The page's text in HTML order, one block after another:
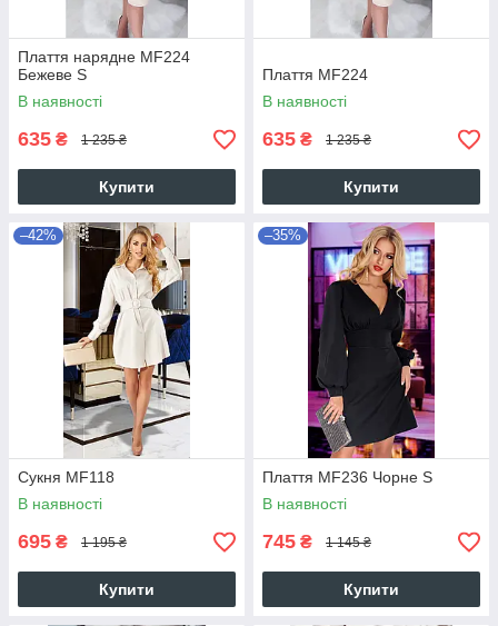
Плаття нарядне MF224
Бежеве S
В наявності
635 ₴ 1 235 ₴
Купити
Плаття MF224
В наявності
635 ₴ 1 235 ₴
Купити
–42%
Сукня MF118
В наявності
695 ₴ 1 195 ₴
Купити
–35%
Плаття MF236 Чорне S
В наявності
745 ₴ 1 145 ₴
Купити